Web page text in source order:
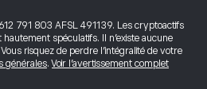
791 803 AFSL 491139. Les cryptoactifs
spéculatifs. Il n’existe aucune
risquez de perdre l’intégralité de votre
générales.Voir l’avertissement complet